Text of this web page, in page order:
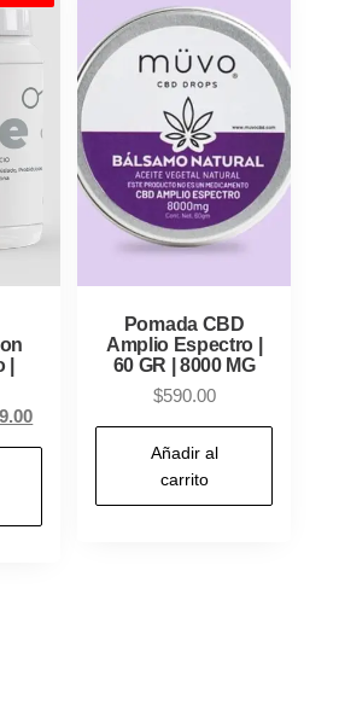
Current
price
$1,199.00.
Pomada CBD
Amplio Espectro |
60 GR | 8000 MG
$590.00
Añadir al
carrito